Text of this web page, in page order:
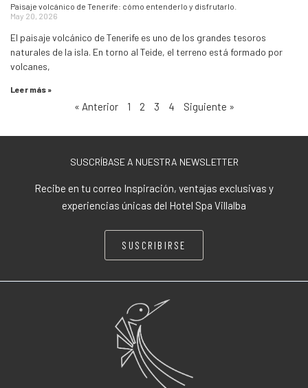
Paisaje volcánico de Tenerife: cómo entenderlo y disfrutarlo.
May 20, 2026
El paisaje volcánico de Tenerife es uno de los grandes tesoros
naturales de la isla. En torno al Teide, el terreno está formado por
volcanes,
Leer más »
« Anterior 1 2 3 4 Siguiente »
SUSCRÍBASE A NUESTRA NEWSLETTER
Recibe en tu correo Inspiración, ventajas exclusivas y
experiencias únicas del Hotel Spa Villalba
SUSCRIBIRSE